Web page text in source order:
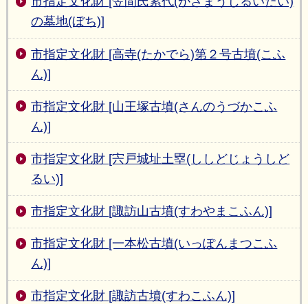
の墓地(ぼち)]
市指定文化財 [高寺(たかでら)第２号古墳(こふ
ん)]
市指定文化財 [山王塚古墳(さんのうづかこふ
ん)]
市指定文化財 [宍戸城址土塁(ししどじょうしど
るい)]
市指定文化財 [諏訪山古墳(すわやまこふん)]
市指定文化財 [一本松古墳(いっぽんまつこふ
ん)]
市指定文化財 [諏訪古墳(すわこふん)]